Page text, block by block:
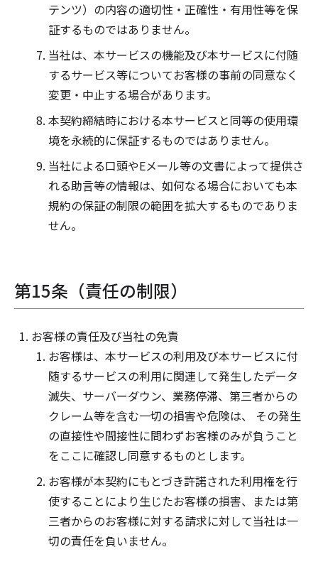
テンツ）の内容の適切性・正確性・有用性等を保
証するものではありません。
当社は、本サービスの機能及び本サービスに付随
するサービス等についてお客様の事前の同意なく
変更・中止する場合があります。
本契約締結時における本サービスと同等の使用環
境を永続的に保証するものではありません。
当社による口頭やEメール等の文書によって提供さ
れる助言等の情報は、如何なる場合においても本
規約の保証の制限の範囲を拡大するものでありま
せん。
第15条（責任の制限）
お客様の責任及び当社の免責
お客様は、本サービスの利用及び本サービスに付
随するサービスの利用に関連して発生したデータ
滅失、サーバーダウン、業務停滞、第三者からの
クレーム等を含む一切の損害や危険は、 その発生
の直接性や間接性に問わずお客様のみが負うこと
をここに確認し同意するものとします。
お客様が本契約にもとづき許諾された利用権を行
使することにより生じたお客様の損害、または第
三者からのお客様に対する請求に対して当社は一
切の責任を負いません。